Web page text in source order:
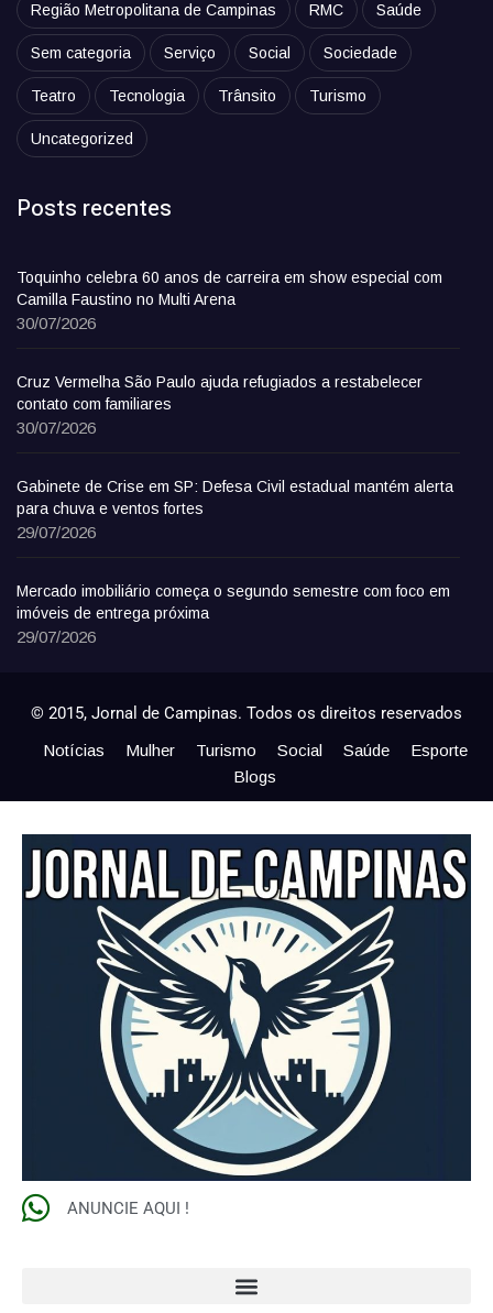
Região Metropolitana de Campinas RMC Saúde
Sem categoria Serviço Social Sociedade
Teatro Tecnologia Trânsito Turismo
Uncategorized
Posts recentes
Toquinho celebra 60 anos de carreira em show especial com
Camilla Faustino no Multi Arena
30/07/2026
Cruz Vermelha São Paulo ajuda refugiados a restabelecer
contato com familiares
30/07/2026
Gabinete de Crise em SP: Defesa Civil estadual mantém alerta
para chuva e ventos fortes
29/07/2026
Mercado imobiliário começa o segundo semestre com foco em
imóveis de entrega próxima
29/07/2026
© 2015, Jornal de Campinas. Todos os direitos reservados
Notícias Mulher Turismo Social Saúde
Esporte
Blogs
ANUNCIE AQUI !